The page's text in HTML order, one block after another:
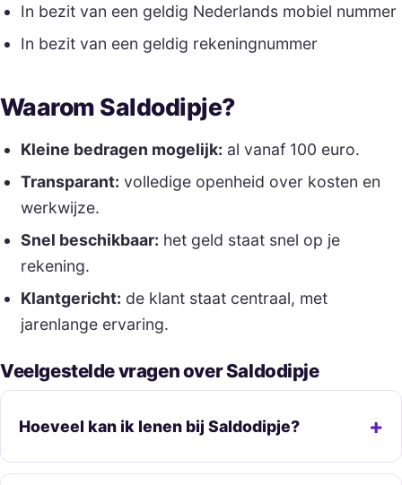
In bezit van een geldig Nederlands mobiel nummer
In bezit van een geldig rekeningnummer
Waarom Saldodipje?
Kleine bedragen mogelijk: al vanaf 100 euro.
Transparant: volledige openheid over kosten en
werkwijze.
Snel beschikbaar: het geld staat snel op je
rekening.
Klantgericht: de klant staat centraal, met
jarenlange ervaring.
Veelgestelde vragen over Saldodipje
Hoeveel kan ik lenen bij Saldodipje?